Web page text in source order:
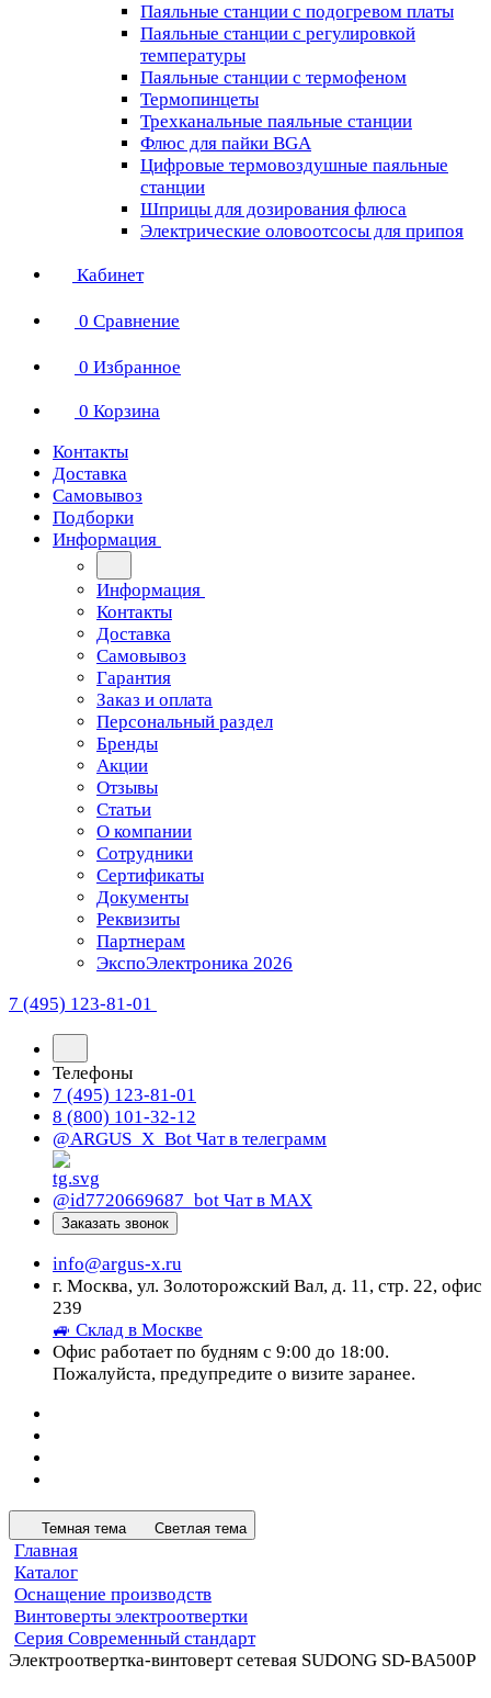
Паяльные станции с подогревом платы
Паяльные станции с регулировкой
температуры
Паяльные станции с термофеном
Термопинцеты
Трехканальные паяльные станции
Флюс для пайки BGA
Цифровые термовоздушные паяльные
станции
Шприцы для дозирования флюса
Электрические оловоотсосы для припоя
Кабинет
0 Сравнение
0 Избранное
0 Корзина
Контакты
Доставка
Самовывоз
Подборки
Информация
Информация
Контакты
Доставка
Самовывоз
Гарантия
Заказ и оплата
Персональный раздел
Бренды
Акции
Отзывы
Статьи
О компании
Сотрудники
Сертификаты
Документы
Реквизиты
Партнерам
ЭкспоЭлектроника 2026
7 (495) 123-81-01
Телефоны
7 (495) 123-81-01
8 (800) 101-32-12
@ARGUS_X_Bot Чат в телеграмм
@id7720669687_bot Чат в МАХ
Заказать звонок
info@argus-x.ru
г. Москва, ул. Золоторожский Вал, д. 11, стр. 22, офис
239
🚙 Склад в Москве
Офис работает по будням с 9:00 до 18:00.
Пожалуйста, предупредите о визите заранее.
Темная тема Светлая тема
Главная
Каталог
Оснащение производств
Винтоверты электроотвертки
Серия Современный стандарт
Электроотвертка-винтоверт сетевая SUDONG SD-BA500P